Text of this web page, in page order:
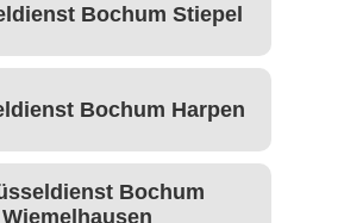
Bochum Stiepel
Bochum Harpen
Bochum
Wiemelhausen